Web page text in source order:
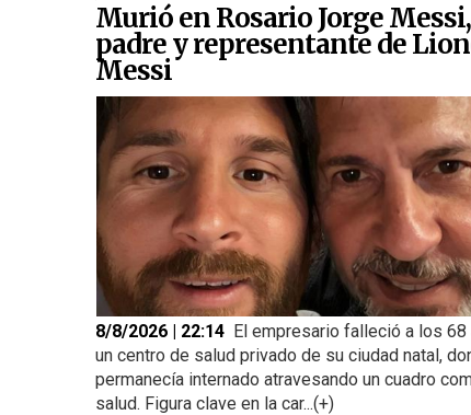
Murió en Rosario Jorge Messi,
padre y representante de
Messi
8/8/2026 | 22:14 El empresario falleció a los 68
un centro de salud privado de su ciudad natal,
permanecía internado atravesando un cuadro
salud. Figura clave en la car...(+)